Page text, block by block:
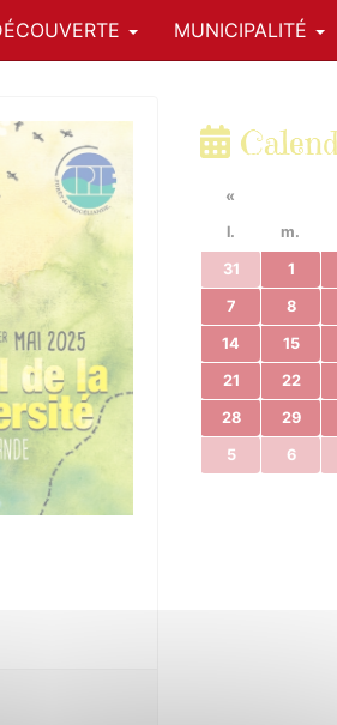
MUNICIPALITÉ
«
l.
m.
31 1
7 8
14 15
21 22
28 29
5 6